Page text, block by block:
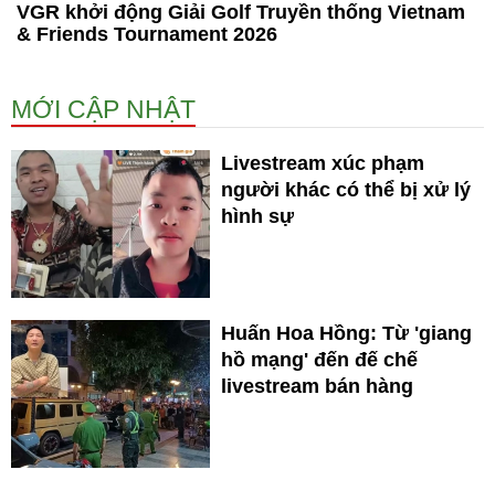
VGR khởi động Giải Golf Truyền thống Vietnam
& Friends Tournament 2026
MỚI CẬP NHẬT
Livestream xúc phạm
người khác có thể bị xử lý
hình sự
Huấn Hoa Hồng: Từ 'giang
hồ mạng' đến đế chế
livestream bán hàng